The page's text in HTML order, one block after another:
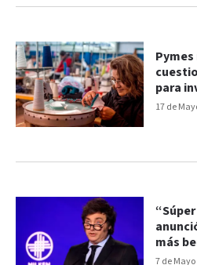
17 de
para
7 de
más